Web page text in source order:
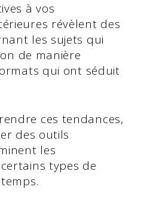
à vos
révèlent des
les sujets qui
de manière
qui ont séduit
ces tendances,
des outils
les
types de